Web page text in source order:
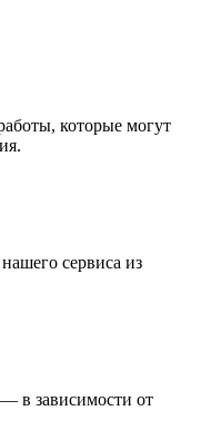
которые могут
сервиса из
— в зависимости от